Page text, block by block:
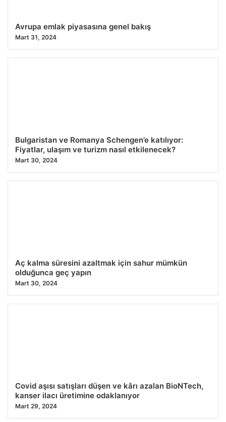
Avrupa emlak piyasasına genel bakış
Mart 31, 2024
Bulgaristan ve Romanya Schengen’e katılıyor:
Fiyatlar, ulaşım ve turizm nasıl etkilenecek?
Mart 30, 2024
Aç kalma süresini azaltmak için sahur mümkün
olduğunca geç yapın
Mart 30, 2024
Covid aşısı satışları düşen ve kârı azalan BioNTech,
kanser ilacı üretimine odaklanıyor
Mart 29, 2024